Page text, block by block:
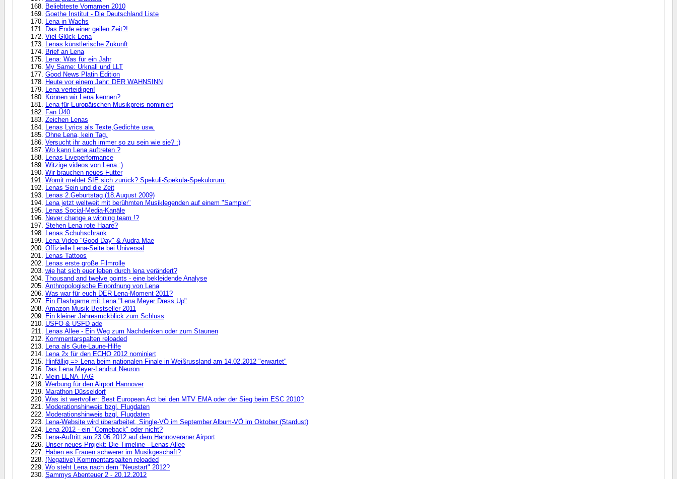
Beliebteste Vornamen 2010
Goethe Institut - Die Deutschland Liste
Lena in Wachs
Das Ende einer geilen Zeit?!
Viel Glück Lena
Lenas künstlerische Zukunft
Brief an Lena
Lena: Was für ein Jahr
My Same: Urknall und LLT
Good News Platin Edition
Heute vor einem Jahr: DER WAHNSINN
Lena verteidigen!
Können wir Lena kennen?
Lena für Europäischen Musikpreis nominiert
Fan Ü40
Zeichen Lenas
Lenas Lyrics als Texte,Gedichte usw.
Ohne Lena, kein Tag.
Versucht ihr auch immer so zu sein wie sie? :)
Wo kann Lena auftreten ?
Lenas Liveperformance
Witzige videos von Lena :)
Wir brauchen neues Futter
Womit meldet SIE sich zurück? Spekuli-Spekula-Spekulorum.
Lenas Sein und die Zeit
Lenas 2.Geburtstag (18.August 2009)
Lena jetzt weltweit mit berühmten Musiklegenden auf einem "Sampler"
Lenas Social-Media-Kanäle
Never change a winning team !?
Stehen Lena rote Haare?
Lenas Schuhschrank
Lena Video "Good Day" & Audra Mae
Offizielle Lena-Seite bei Universal
Lenas Tattoos
Lenas erste große Filmrolle
wie hat sich euer leben durch lena verändert?
Thousand and twelve points - eine bekleidende Analyse
Anthropologische Einordnung von Lena
Was war für euch DER Lena-Moment 2011?
Ein Flashgame mit Lena "Lena Meyer Dress Up"
Amazon Musik-Bestseller 2011
Ein kleiner Jahresrückblick zum Schluss
USFO & USFD ade
Lenas Allee - Ein Weg zum Nachdenken oder zum Staunen
Kommentarspalten reloaded
Lena als Gute-Laune-Hilfe
Lena 2x für den ECHO 2012 nominiert
Hinfällig => Lena beim nationalen Finale in Weißrussland am 14.02.2012 "erwartet"
Das Lena Meyer-Landrut Neuron
Mein LENA-TAG
Werbung für den Airport Hannover
Marathon Düsseldorf
Was ist wertvoller: Best European Act bei den MTV EMA oder der Sieg beim ESC 2010?
Moderationshinweis bzgl. Flugdaten
Moderationshinweis bzgl. Flugdaten
Lena-Website wird überarbeitet, Single-VÖ im September,Album-VÖ im Oktober (Stardust)
Lena 2012 - ein "Comeback" oder nicht?
Lena-Auftritt am 23.06.2012 auf dem Hannoveraner Airport
Unser neues Projekt: Die Timeline - Lenas Allee
Haben es Frauen schwerer im Musikgeschäft?
(Negative) Kommentarspalten reloaded
Wo steht Lena nach dem "Neustart" 2012?
Sammys Abenteuer 2 - 20.12.2012